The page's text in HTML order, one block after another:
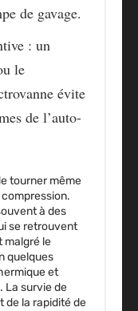
de gavage.
: un
le
évite
de l’auto-
tourner même
à des
se retrouvent
malgré le
quelques
et
La survie de
de la rapidité de